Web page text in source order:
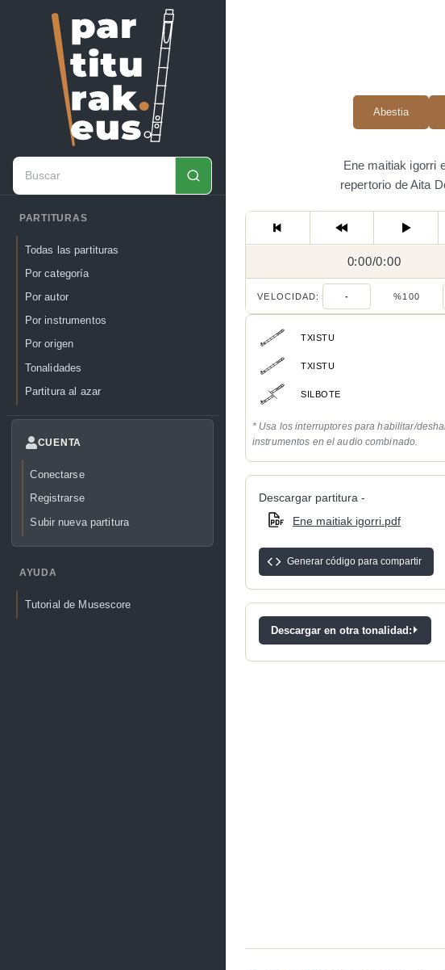
PARTITURAS
Todas las partituras
Por categoría
Por autor
Por instrumentos
Por origen
Tonalidades
Partitura al azar
CUENTA
Conectarse
Registrarse
Subir nueva partitura
AYUDA
Tutorial de Musescore
Abestia
Ene maitiak igorri
repertorio de Aita
0:00/
0:00/0:00
VELOCIDAD: - %100
TXISTU
TXISTU
SILBOTE
* Usa los interruptores para habilitar/
instrumentos en el audio combinado.
Descargar partitura -
Ene maitiak igorri.pdf
Generar código para compartir
Descargar en otra tonalidad: